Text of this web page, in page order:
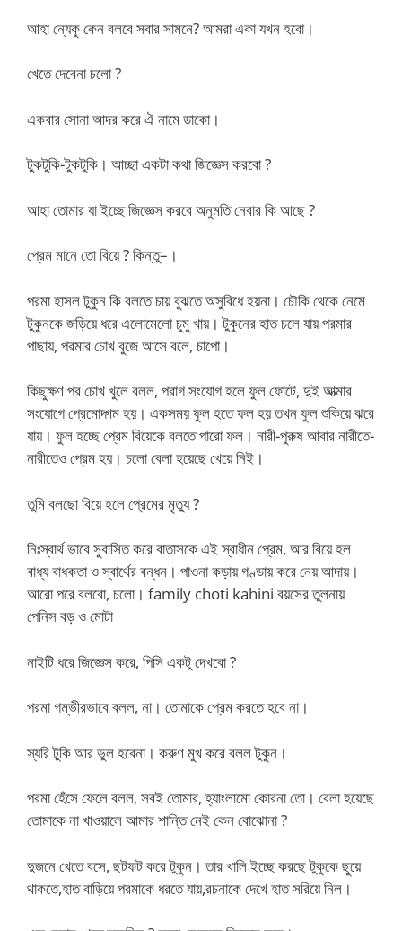
আহা ন্যেকু কেন বলবে সবার সামনে? আমরা একা যখন হবো।
খেতে দেবেনা চলো ?
একবার সোনা আদর করে ঐ নামে ডাকো।
টুকটুকি-টুকটুকি। আচ্ছা একটা কথা জিজ্ঞেস করবো ?
আহা তোমার যা ইচ্ছে জিজ্ঞেস করবে অনুমতি নেবার কি আছে ?
প্রেম মানে তো বিয়ে ? কিন্তু–।
পরমা হাসল টুকুন কি বলতে চায় বুঝতে অসুবিধে হয়না। চৌকি থেকে নেমে
টুকুনকে জড়িয়ে ধরে এলোমেলো চুমু খায়। টুকুনের হাত চলে যায় পরমার
পাছায়, পরমার চোখ বুজে আসে বলে, চাপো।
কিছুক্ষণ পর চোখ খুলে বলল, পরাগ সংযোগ হলে ফুল ফোটে, দুই আত্মার
সংযোগে প্রেমোদ্গম হয়। একসময় ফুল হতে ফল হয় তখন ফুল শুকিয়ে ঝরে
যায়। ফুল হচ্ছে প্রেম বিয়েকে বলতে পারো ফল। নারী-পুরুষ আবার নারীতে-
নারীতেও প্রেম হয়। চলো বেলা হয়েছে খেয়ে নিই।
তুমি বলছো বিয়ে হলে প্রেমের মৃত্যু ?
নিঃস্বার্থ ভাবে সুবাসিত করে বাতাসকে এই স্বাধীন প্রেম, আর বিয়ে হল
বাধ্য বাধকতা ও স্বার্থের বন্ধন। পাওনা কড়ায় গণ্ডায় করে নেয় আদায়।
আরো পরে বলবো, চলো। family choti kahini বয়সের তুলনায়
পেনিস বড় ও মোটা
নাইটি ধরে জিজ্ঞেস করে, পিসি একটু দেখবো ?
পরমা গম্ভীরভাবে বলল, না। তোমাকে প্রেম করতে হবে না।
স্যরি টুকি আর ভুল হবেনা। করুণ মুখ করে বলল টুকুন।
পরমা হেঁসে ফেলে বলল, সবই তোমার, হ্যাংলামো কোরনা তো। বেলা হয়েছে
তোমাকে না খাওয়ালে আমার শান্তি নেই কেন বোঝোনা ?
দুজনে খেতে বসে, ছটফট করে টুকুন। তার খালি ইচ্ছে করছে টুকুকে ছুয়ে
থাকতে,হাত বাড়িয়ে পরমাকে ধরতে যায়,রচনাকে দেখে হাত সরিয়ে নিল।